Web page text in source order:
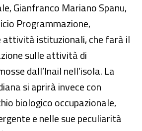
Gianfranco Mariano Spanu,
Programmazione,
attività istituzionali, che farà il
sulle attività di
dall’Inail nell’isola. La
si aprirà invece con
biologico occupazionale,
e nelle sue peculiarità